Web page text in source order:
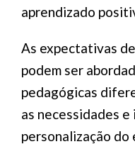
aprendizado
As expectativas
podem ser
pedagógicas
as necessidades
personalização do